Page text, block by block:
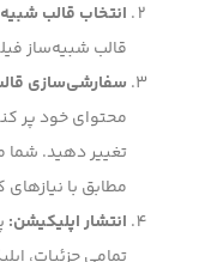
انتخاب قالب
قالب شبیه‌ساز
سفارشی‌سازی
محتوای خود پر
تغییر دهید. شما
مطابق با
انتشار اپلیکیشن: